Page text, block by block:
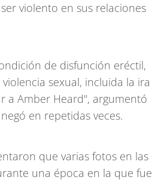
violento en sus relaciones
de disfunción eréctil,
sexual, incluida la ira
a Amber Heard", argumentó
en repetidas veces.
que varias fotos en las
una época en la que fue